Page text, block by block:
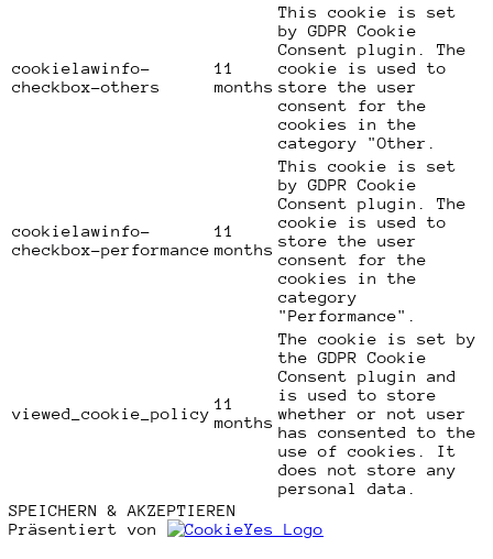
cookielawinfo-
checkbox-others
11
months
This cookie is set
by GDPR Cookie
Consent plugin. The
cookie is used to
store the user
consent for the
cookies in the
category "Other.
cookielawinfo-
checkbox-performance
11
months
This cookie is set
by GDPR Cookie
Consent plugin. The
cookie is used to
store the user
consent for the
cookies in the
category
"Performance".
viewed_cookie_policy
11
months
The cookie is set by
the GDPR Cookie
Consent plugin and
is used to store
whether or not user
has consented to the
use of cookies. It
does not store any
personal data.
SPEICHERN & AKZEPTIEREN
Präsentiert von